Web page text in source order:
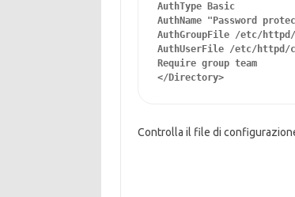
AuthType Basic
AuthName "Password
AuthGroupFile /etc/httpd/
AuthUserFile /etc/httpd/
Require group team
</Directory>
Controlla il file di